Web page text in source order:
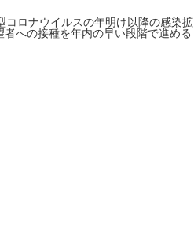
ロナウイルスの年明け以降の感染拡
への接種を年内の早い段階で進める